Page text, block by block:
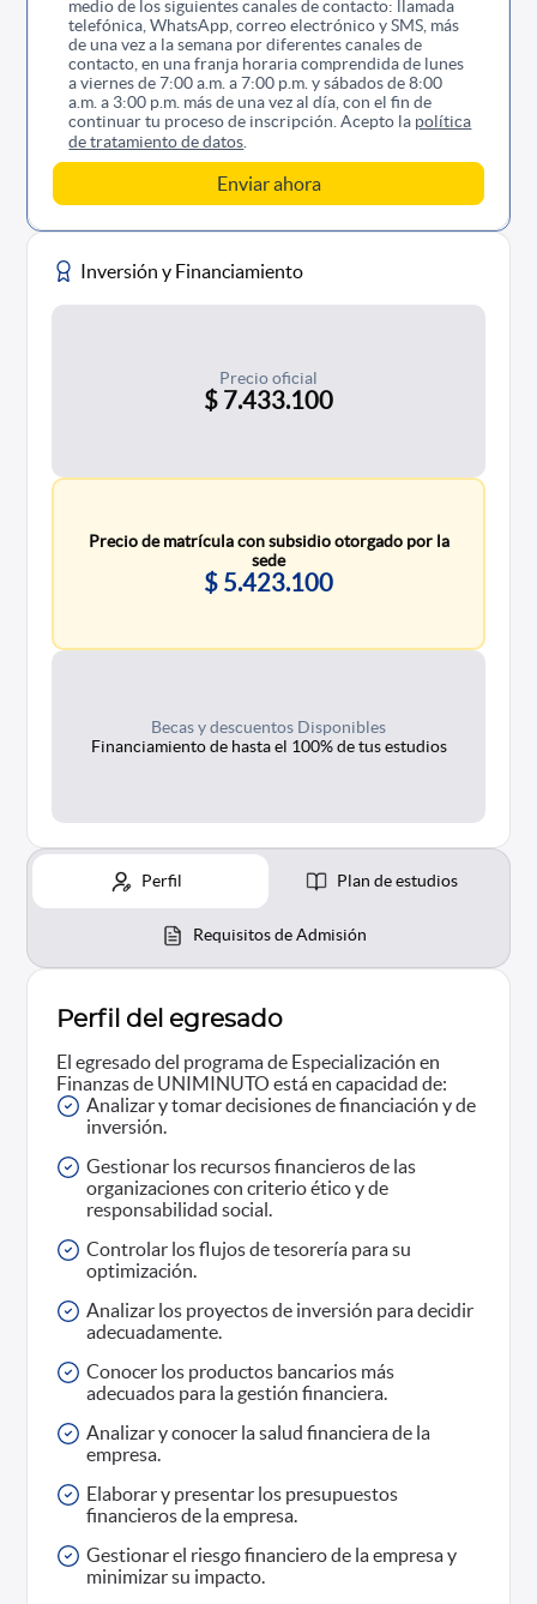
medio de los siguientes canales de contacto: llamada
telefónica, WhatsApp, correo electrónico y SMS, más
de una vez a la semana por diferentes canales de
contacto, en una franja horaria comprendida de lunes
a viernes de 7:00 a.m. a 7:00 p.m. y sábados de 8:00
a.m. a 3:00 p.m. más de una vez al día, con el fin de
continuar tu proceso de inscripción. Acepto la política
de tratamiento de datos
Inversión y Financiamiento
Precio oficial
$ 7.433.100
Precio de matrícula con subsidio otorgado por la
sede
$ 5.423.100
Becas y descuentos Disponibles
Financiamiento de hasta el 100% de tus estudios
Perfil Plan de estudios
Requisitos de Admisión
Perfil del egresado
El egresado del programa de Especialización en
Finanzas de UNIMINUTO está en capacidad de:
Analizar y tomar decisiones de financiación y de
inversión.
Gestionar los recursos financieros de las
organizaciones con criterio ético y de
responsabilidad social.
Controlar los flujos de tesorería para su
optimización.
Analizar los proyectos de inversión para decidir
adecuadamente.
Conocer los productos bancarios más
adecuados para la gestión financiera.
Analizar y conocer la salud financiera de la
empresa.
Elaborar y presentar los presupuestos
financieros de la empresa.
Gestionar el riesgo financiero de la empresa y
minimizar su impacto.